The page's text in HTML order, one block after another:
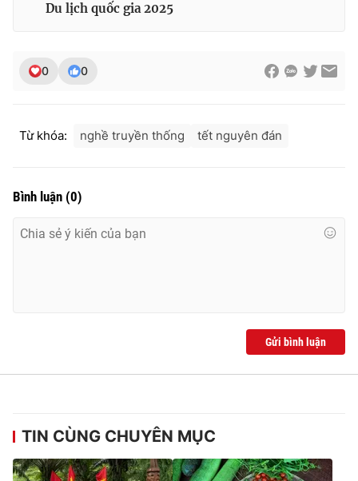
Du lịch quốc gia 2025
0 0
Từ khóa: nghề truyền thống tết nguyên đán
Bình luận (0)
Gửi bình luận
TIN CÙNG CHUYÊN MỤC